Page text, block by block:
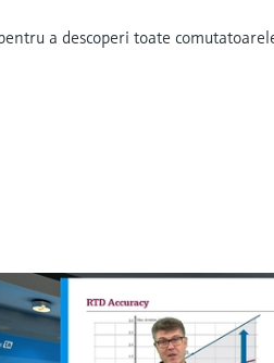
a descoperi toate